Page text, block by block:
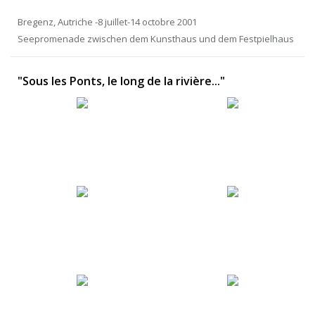
Bregenz, Autriche -8 juillet-14 octobre 2001
Seepromenade zwischen dem Kunsthaus und dem Festpielhaus
"Sous les Ponts, le long de la rivière..."